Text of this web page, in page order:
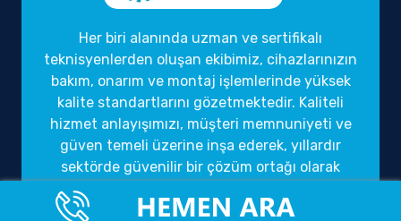
Her biri alanında uzman ve sertifikalı
teknisyenlerden oluşan ekibimiz, cihazlarınızın
bakım, onarım ve montaj işlemlerinde yüksek
kalite standartlarını gözetmektedir. Kaliteli
hizmet anlayışımızı, müşteri memnuniyeti ve
güven temeli üzerine inşa ederek, yıllardır
sektörde güvenilir bir çözüm ortağı olarak